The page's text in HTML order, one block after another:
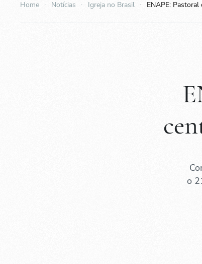
Home Notícias Igreja no Brasil ENAPE: Pastoral
o